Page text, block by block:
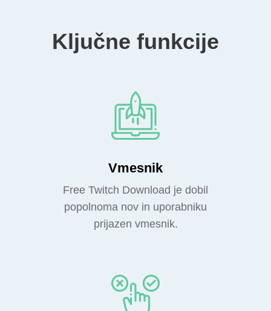
Ključne funkcije
Vmesnik
Free Twitch Download je dobil
popolnoma nov in uporabniku
prijazen vmesnik.